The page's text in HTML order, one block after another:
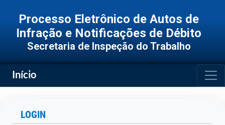
Processo Eletrônico de Autos de
Infração e Notificações de Débito
Secretaria de Inspeção do Trabalho
Início
LOGIN